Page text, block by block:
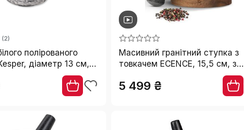
(2)
полірованого
діаметр 13 см,
Масивний гранітний ступка з
товкачем ECENCE, 15,5 см, з
акації для подрібнення спецій і
трав
5 499 ₴